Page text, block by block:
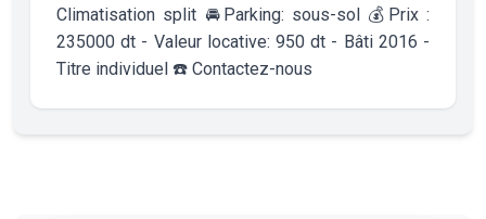
Climatisation split 🚘Parking: sous-sol 💰Prix :
235000 dt - Valeur locative: 950 dt - Bâti 2016 -
Titre individuel ☎️ Contactez-nous